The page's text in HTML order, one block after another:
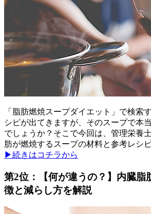
「脂肪燃焼スープダイエット」で検索
シピが出てきますが、そのスープで本
でしょうか？そこで今回は、管理栄養
肪が燃焼するスープの材料と参考レシ
▶続きはコチラから
第2位：【何が違うの？】内臓脂
徴と減らし方を解説